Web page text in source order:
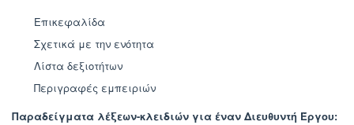
Επικεφαλίδα
Σχετικά με την ενότητα
Λίστα δεξιοτήτων
Περιγραφές εμπειριών
Παραδείγματα λέξεων-κλειδιών για έναν Διευθυντή Έργου: